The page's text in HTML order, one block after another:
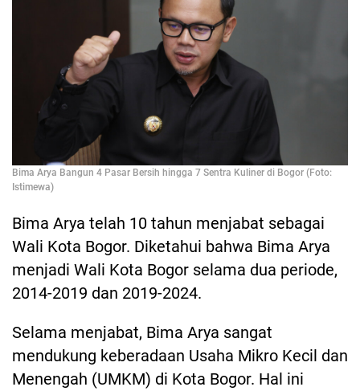
Bima Arya Bangun 4 Pasar Bersih hingga 7 Sentra Kuliner di Bogor (Foto:
Istimewa)
Bima Arya telah 10 tahun menjabat sebagai
Wali Kota Bogor. Diketahui bahwa Bima Arya
menjadi Wali Kota Bogor selama dua periode,
2014-2019 dan 2019-2024.
Selama menjabat, Bima Arya sangat
mendukung keberadaan Usaha Mikro Kecil dan
Menengah (UMKM) di Kota Bogor. Hal ini